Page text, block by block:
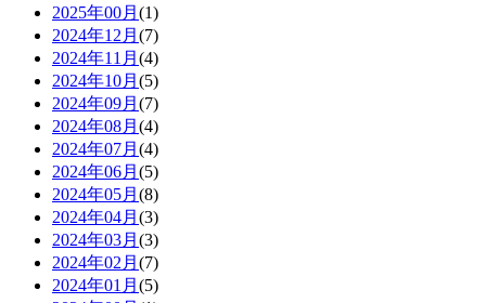
2025年00月 (1)
2024年12月 (7)
2024年11月 (4)
2024年10月 (5)
2024年09月 (7)
2024年08月 (4)
2024年07月 (4)
2024年06月 (5)
2024年05月 (8)
2024年04月 (3)
2024年03月 (3)
2024年02月 (7)
2024年01月 (5)